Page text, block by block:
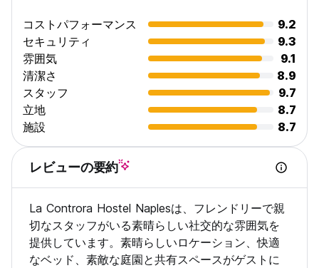
コストパフォーマンス
9.2
セキュリティ
9.3
雰囲気
9.1
清潔さ
8.9
スタッフ
9.7
立地
8.7
施設
8.7
レビューの要約
La Controra Hostel Naplesは、フレンドリーで親
切なスタッフがいる素晴らしい社交的な雰囲気を
提供しています。素晴らしいロケーション、快適
なベッド、素敵な庭園と共有スペースがゲストに